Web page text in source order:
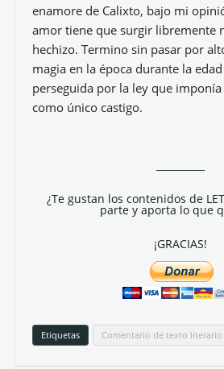
enamore de Calixto, bajo mi
amor tiene que surgir libremente
hechizo. Termino sin pasar por
magia en la época durante la
perseguida por la ley que
como único castigo.
¿Te gustan los contenidos de
parte y aporta lo que
¡GRACIAS!
Etiquetas Comentario de texto literario